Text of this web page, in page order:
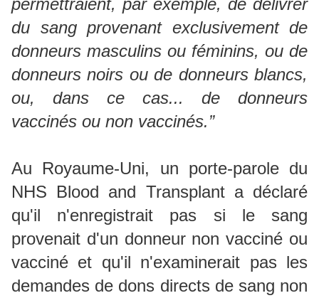
du sang provenant exclusivement de
donneurs masculins ou féminins, ou de
donneurs noirs ou de donneurs blancs,
ou, dans ce cas... de donneurs
vaccinés ou non vaccinés.”
Au Royaume-Uni, un porte-parole du
NHS Blood and Transplant a déclaré
qu'il n'enregistrait pas si le sang
provenait d'un donneur non vacciné ou
vacciné et qu'il n'examinerait pas les
demandes de dons directs de sang non